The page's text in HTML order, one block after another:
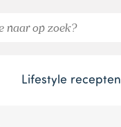
Lifestyle recepten